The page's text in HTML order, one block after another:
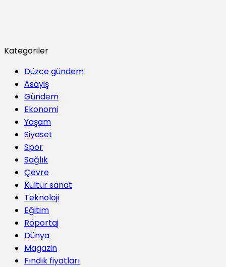
Kategoriler
Düzce gündem
Asayiş
Gündem
Ekonomi
Yaşam
Siyaset
Spor
Sağlık
Çevre
Kültür sanat
Teknoloji
Eğitim
Röportaj
Dünya
Magazin
Fındık fiyatları